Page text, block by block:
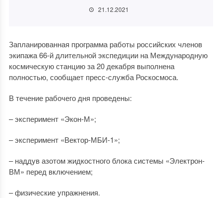
21.12.2021
Запланированная программа работы российских членов
экипажа 66-й длительной экспедиции на Международную
космическую станцию за 20 декабря выполнена
полностью, сообщает пресс-служба Роскосмоса.
В течение рабочего дня проведены:
– эксперимент «Экон-М»;
– эксперимент «Вектор-МБИ-1»;
– наддув азотом жидкостного блока системы «Электрон-
ВМ» перед включением;
– физические упражнения.